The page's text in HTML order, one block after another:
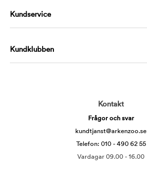
Kundservice
Kundklubben
Kontakt
Frågor och svar
kundtjanst@arkenzoo.se
Telefon: 010 - 490 62 55
Vardagar 09.00 - 16.00